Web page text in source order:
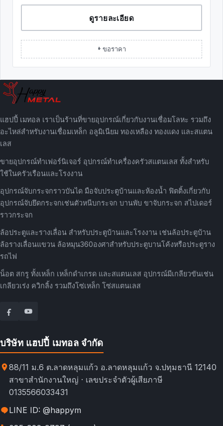
ดูรายละเอียด
+ ขอราคา
แฮปปี้ เมทอล เราเป็นร้านที่ขายอุปกรณ์เกี่ยวกับงานเชื่อมโลหะ รวมถึง
อะไหล่สำหรับงานเชื่อมเหล็ก อลูมิเนียม ทองเหลือง ทองแดง และสแตน
เลส
ขายอุปกรณ์ทำเฟอร์นิเจอร์ อุปกรณ์ทำเครื่องครัวสแตนเลส ทั้งสำหรับ
ใช้ในครัวเรือนและโรงงาน
อุปกรณ์จับกระจกราวบันได มือจับประตูบ้านและห้องน้ำ ฟิตติ้งเกี่ยวกับ
อุปกรณ์จับยึดกระจกเช่นตัวหนีบกระจก บานพับ ขาจับกระจก สไปเดอร์
ราวกระจก
ล้อประตูและรางเลื่อน สำหรับประตูบ้านและโรงงาน เช่นล้อประตูบ้าน
ล้อรางเลื่อนแขวน ล้อหมุน360องศาสำหรับประตูบานโค้งหรือประตูราง
รถไฟ
น็อต สกรู ทั้งเหล็ก เหล็กดำเกรด และสแตนเลส อุปกรณ์มีเกลียวขันเช่น
เกลียวเร่ง ควิกลิ้ง รวมถึงโซ่เหล็ก โซ่สแตนเลส
บริษัท แฮปปี้ เมทอล จำกัด
88/11 ม.6 ต.ลาดหลุมแก้ว อ.ลาดหลุมแก้ว จ.ปทุมธานี 12140
สาขาสำนักงานใหญ่ · เลขประจำตัวผู้เสียภาษี
0135566033431
LINE ID: @happym